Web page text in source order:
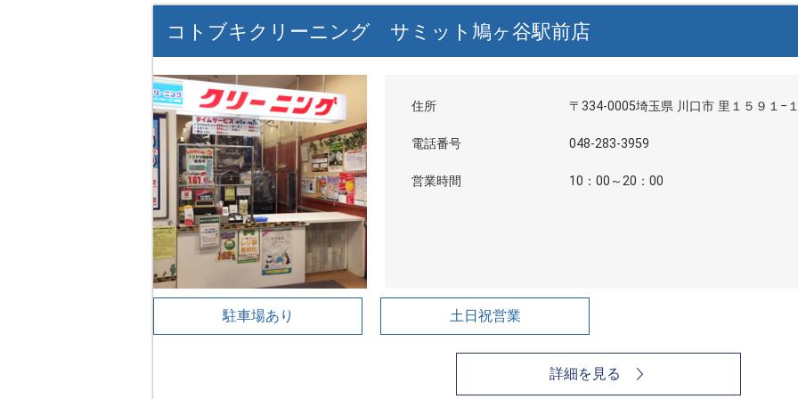
コトブキクリーニング サミット鳩ヶ谷駅前店
住所 〒334-0005埼玉県 川口市 里１５９１−
電話番号 048-283-3959
営業時間 10：00～20：00
駐車場あり 土日祝営業
詳細を見る